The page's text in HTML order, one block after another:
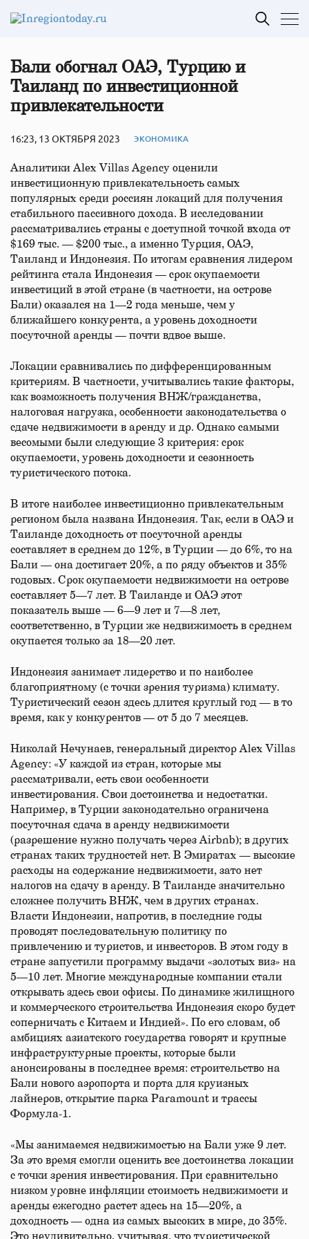
Бали обогнал ОАЭ, Турцию и
Таиланд по инвестиционной
привлекательности
16:23, 13 ОКТЯБРЯ 2023 ЭКОНОМИКА
Аналитики Alex Villas Agency оценили
инвестиционную привлекательность самых
популярных среди россиян локаций для получения
стабильного пассивного дохода. В исследовании
рассматривались страны с доступной точкой входа от
$169 тыс. — $200 тыс., а именно Турция, ОАЭ,
Таиланд и Индонезия. По итогам сравнения лидером
рейтинга стала Индонезия — срок окупаемости
инвестиций в этой стране (в частности, на острове
Бали) оказался на 1—2 года меньше, чем у
ближайшего конкурента, а уровень доходности
посуточной аренды — почти вдвое выше.
Локации сравнивались по дифференцированным
критериям. В частности, учитывались такие факторы,
как возможность получения ВНЖ/гражданства,
налоговая нагрузка, особенности законодательства о
сдаче недвижимости в аренду и др. Однако самыми
весомыми были следующие 3 критерия: срок
окупаемости, уровень доходности и сезонность
туристического потока.
В итоге наиболее инвестиционно привлекательным
регионом была названа Индонезия. Так, если в ОАЭ и
Таиланде доходность от посуточной аренды
составляет в среднем до 12%, в Турции — до 6%, то на
Бали — она достигает 20%, а по ряду объектов и 35%
годовых. Срок окупаемости недвижимости на острове
составляет 5—7 лет. В Таиланде и ОАЭ этот
показатель выше — 6—9 лет и 7—8 лет,
соответственно, в Турции же недвижимость в среднем
окупается только за 18—20 лет.
Индонезия занимает лидерство и по наиболее
благоприятному (с точки зрения туризма) климату.
Туристический сезон здесь длится круглый год — в то
время, как у конкурентов — от 5 до 7 месяцев.
Николай Нечунаев, генеральный директор Alex Villas
Agency: «У каждой из стран, которые мы
рассматривали, есть свои особенности
инвестирования. Свои достоинства и недостатки.
Например, в Турции законодательно ограничена
посуточная сдача в аренду недвижимости
(разрешение нужно получать через Airbnb); в других
странах таких трудностей нет. В Эмиратах — высокие
расходы на содержание недвижимости, зато нет
налогов на сдачу в аренду. В Таиланде значительно
сложнее получить ВНЖ, чем в других странах.
Власти Индонезии, напротив, в последние годы
проводят последовательную политику по
привлечению и туристов, и инвесторов. В этом году в
стране запустили программу выдачи «золотых виз» на
5—10 лет. Многие международные компании стали
открывать здесь свои офисы. По динамике жилищного
и коммерческого строительства Индонезия скоро будет
соперничать с Китаем и Индией». По его словам, об
амбициях азиатского государства говорят и крупные
инфраструктурные проекты, которые были
анонсированы в последнее время: строительство на
Бали нового аэропорта и порта для круизных
лайнеров, открытие парка Paramount и трассы
Формула-1.
«Мы занимаемся недвижимостью на Бали уже 9 лет.
За это время смогли оценить все достоинства локации
с точки зрения инвестирования. При сравнительно
низком уровне инфляции стоимость недвижимости и
аренды ежегодно растет здесь на 15—20%, а
доходность — одна из самых высоких в мире, до 35%.
Это неудивительно, учитывая, что туристической